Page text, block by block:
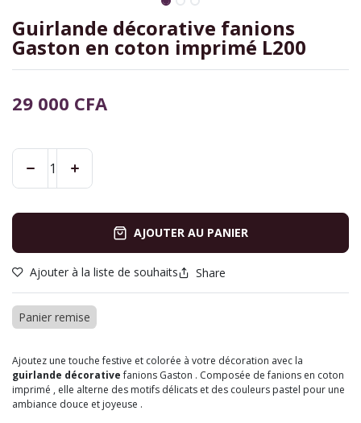
Guirlande décorative fanions
Gaston en coton imprimé L200
29 000 CFA
AJOUTER AU PANIER
Ajouter à la liste de souhaits Share
Panier remise
Ajoutez une touche festive et colorée à votre décoration avec la
guirlande décorativefanions Gaston . Composée de fanions en coton
imprimé , elle alterne des motifs délicats et des couleurs pastel pour une
ambiance douce et joyeuse .